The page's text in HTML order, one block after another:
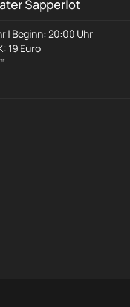
Sapperlot
| Beginn: 20:00 Uhr
19 Euro